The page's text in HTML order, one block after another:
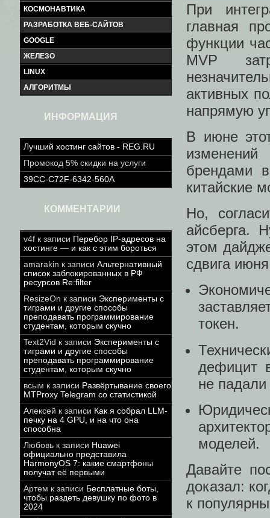
КОСМОНАВТИКА
РАЗРАБОТКА ВЕБ-САЙТОВ
GOOGLE
ЖЕЛЕЗО
LINUX
АЛГОРИТМЫ
ИНФОРМАЦИЯ
Лучший хостинг сайтов - REG.RU
Промокод 5% скидки на услуги
39CC-C72F-6342-560A
КОММЕНТАРИИ
v4f к записи Перебор IP-адресов на
хостинге — и как с этим бороться
amarakin к записи Альтернативный
список заблокированных в РФ
ресурсов Re:filter
ResizeOn к записи Эксперименты с
тиграми и другие способы
преподавать программирование
студентам, которым скучно
Text2Vid к записи Эксперименты с
тиграми и другие способы
преподавать программирование
студентам, которым скучно
всым к записи Развёртывание своего
MTProxy Telegram со статистикой
Алексей к записи Как я собрал LLM-
печку на 4 GPU, и на что она
способна
Любовь к записи Huawei
официально представила
HarmonyOS 7: какие смартфоны
получат её первыми
Артем к записи Бесплатные боты,
чтобы раздеть девушку по фото в
2024
При
главная
функции
MVP
активных
напрямую
В июне
изменений
брендами
китайские
Но,
айсберга.
этом
сдвига
токен.
дефицит
не
моделей.
Давайте
доказал:
к